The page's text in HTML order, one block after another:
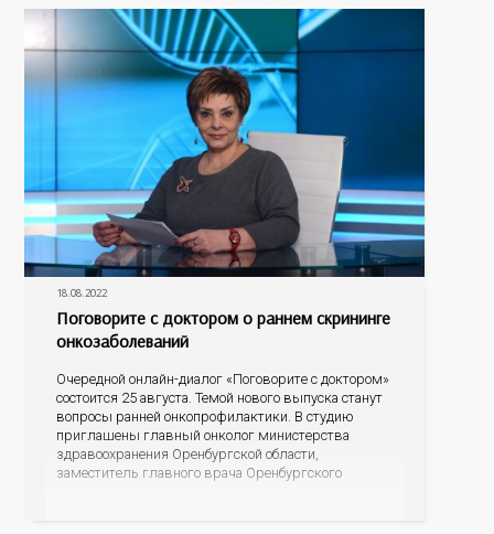
время диспансеризации определять опухоли
различных локализаций на ранних стадиях,
18.08.2022
Поговорите с доктором о раннем скрининге
онкозаболеваний
Очередной онлайн-диалог «Поговорите с доктором»
состоится 25 августа. Темой нового выпуска станут
вопросы ранней онкопрофилактики. В студию
приглашены главный онколог министерства
здравоохранения Оренбургской области,
заместитель главного врача Оренбургского